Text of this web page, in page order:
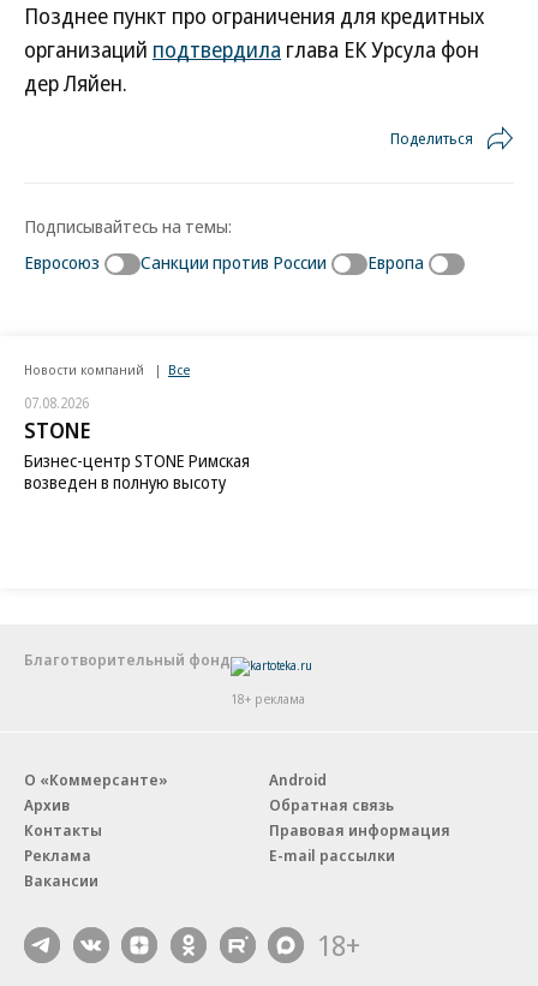
Позднее пункт про ограничения для кредитных
организаций подтвердила глава ЕК Урсула фон
дер Ляйен.
Поделиться
Подписывайтесь на темы:
Евросоюз
Санкции против России Европа
Новости компаний Все
07.08.2026
STONE
Бизнес-центр STONE Римская
возведен в полную высоту
Благотворительный фонд
18+ реклама
О «Коммерсанте»
Архив
Контакты
Реклама
Вакансии
Android
Обратная связь
Правовая информация
E-mail рассылки
18+